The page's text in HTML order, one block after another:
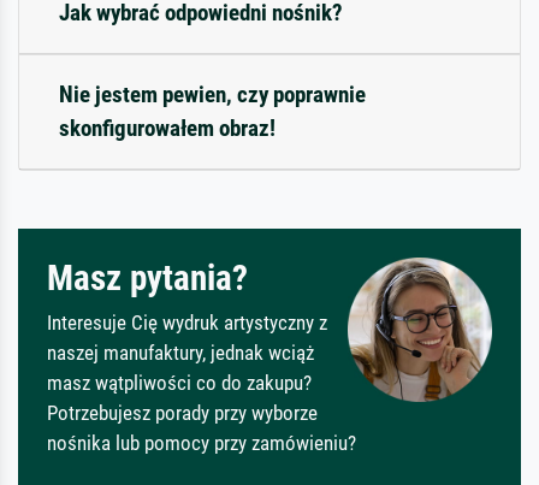
Jak wybrać odpowiedni nośnik?
Nie jestem pewien, czy poprawnie
skonfigurowałem obraz!
Masz pytania?
Interesuje Cię wydruk artystyczny z
naszej manufaktury, jednak wciąż
masz wątpliwości co do zakupu?
Potrzebujesz porady przy wyborze
nośnika lub pomocy przy zamówieniu?